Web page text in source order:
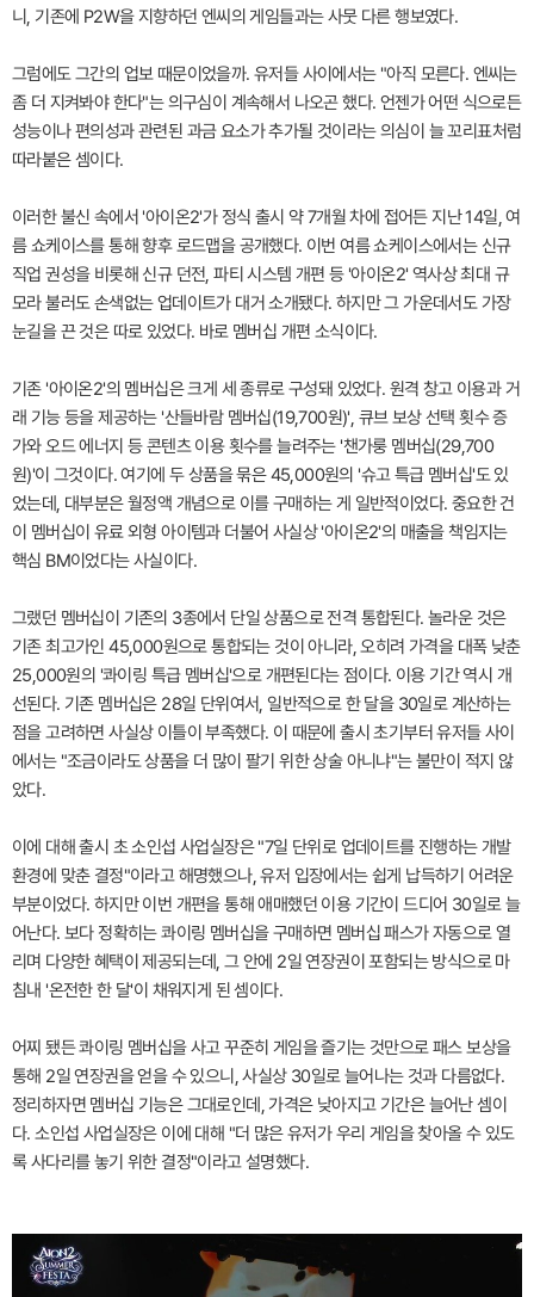
니, 기존에 P2W을 지향하던 엔씨의 게임들과는 사뭇 다른 행보였다.
그럼에도 그간의 업보 때문이었을까. 유저들 사이에서는 "아직 모른다. 엔씨는
좀 더 지켜봐야 한다"는 의구심이 계속해서 나오곤 했다. 언젠가 어떤 식으로든
성능이나 편의성과 관련된 과금 요소가 추가될 것이라는 의심이 늘 꼬리표처럼
따라붙은 셈이다.
이러한 불신 속에서 '아이온2'가 정식 출시 약 7개월 차에 접어든 지난 14일, 여
름 쇼케이스를 통해 향후 로드맵을 공개했다. 이번 여름 쇼케이스에서는 신규
직업 권성을 비롯해 신규 던전, 파티 시스템 개편 등 '아이온2' 역사상 최대 규
모라 불러도 손색없는 업데이트가 대거 소개됐다. 하지만 그 가운데서도 가장
눈길을 끈 것은 따로 있었다. 바로 멤버십 개편 소식이다.
기존 '아이온2'의 멤버십은 크게 세 종류로 구성돼 있었다. 원격 창고 이용과 거
래 기능 등을 제공하는 '산들바람 멤버십(19,700원)', 큐브 보상 선택 횟수 증
가와 오드 에너지 등 콘텐츠 이용 횟수를 늘려주는 '챈가룽 멤버십(29,700
원)'이 그것이다. 여기에 두 상품을 묶은 45,000원의 '슈고 특급 멤버십'도 있
었는데, 대부분은 월정액 개념으로 이를 구매하는 게 일반적이었다. 중요한 건
이 멤버십이 유료 외형 아이템과 더불어 사실상 '아이온2'의 매출을 책임지는
핵심 BM이었다는 사실이다.
그랬던 멤버십이 기존의 3종에서 단일 상품으로 전격 통합된다. 놀라운 것은
기존 최고가인 45,000원으로 통합되는 것이 아니라, 오히려 가격을 대폭 낮춘
25,000원의 '콰이링 특급 멤버십'으로 개편된다는 점이다. 이용 기간 역시 개
선된다. 기존 멤버십은 28일 단위여서, 일반적으로 한 달을 30일로 계산하는
점을 고려하면 사실상 이틀이 부족했다. 이 때문에 출시 초기부터 유저들 사이
에서는 "조금이라도 상품을 더 많이 팔기 위한 상술 아니냐"는 불만이 적지 않
았다.
이에 대해 출시 초 소인섭 사업실장은 "7일 단위로 업데이트를 진행하는 개발
환경에 맞춘 결정"이라고 해명했으나, 유저 입장에서는 쉽게 납득하기 어려운
부분이었다. 하지만 이번 개편을 통해 애매했던 이용 기간이 드디어 30일로 늘
어난다. 보다 정확히는 콰이링 멤버십을 구매하면 멤버십 패스가 자동으로 열
리며 다양한 혜택이 제공되는데, 그 안에 2일 연장권이 포함되는 방식으로 마
침내 '온전한 한 달'이 채워지게 된 셈이다.
어찌 됐든 콰이링 멤버십을 사고 꾸준히 게임을 즐기는 것만으로 패스 보상을
통해 2일 연장권을 얻을 수 있으니, 사실상 30일로 늘어나는 것과 다름없다.
정리하자면 멤버십 기능은 그대로인데, 가격은 낮아지고 기간은 늘어난 셈이
다. 소인섭 사업실장은 이에 대해 "더 많은 유저가 우리 게임을 찾아올 수 있도
록 사다리를 놓기 위한 결정"이라고 설명했다.